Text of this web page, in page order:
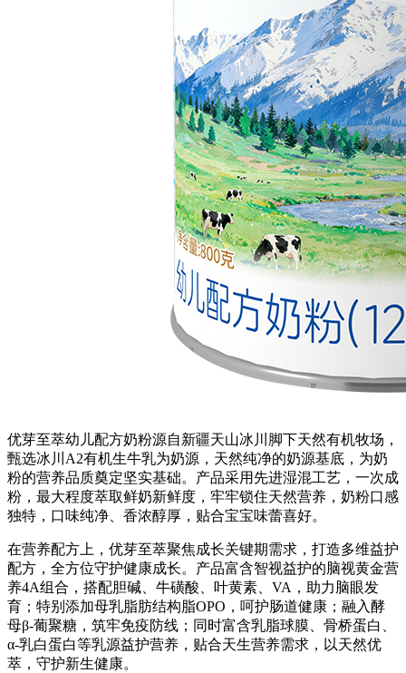
优芽至萃幼儿配方奶粉源自新疆天山冰川脚下天然有机牧场，
甄选冰川A2有机生牛乳为奶源，天然纯净的奶源基底，为奶
粉的营养品质奠定坚实基础。产品采用先进湿混工艺，一次成
粉，最大程度萃取鲜奶新鲜度，牢牢锁住天然营养，奶粉口感
独特，口味纯净、香浓醇厚，贴合宝宝味蕾喜好。
在营养配方上，优芽至萃聚焦成长关键期需求，打造多维益护
配方，全方位守护健康成长。产品富含智视益护的脑视黄金营
养4A组合，搭配胆碱、牛磺酸、叶黄素、VA，助力脑眼发
育；特别添加母乳脂肪结构脂OPO，呵护肠道健康；融入酵
母β-葡聚糖，筑牢免疫防线；同时富含乳脂球膜、骨桥蛋白、
α-乳白蛋白等乳源益护营养，贴合天生营养需求，以天然优
萃，守护新生健康。